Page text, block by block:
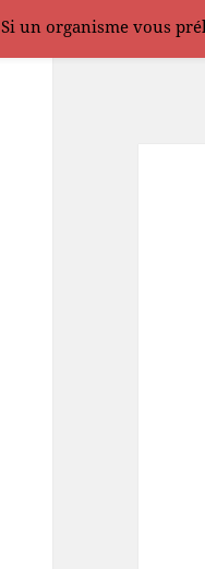
Si un organisme vous